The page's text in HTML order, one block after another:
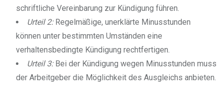
schriftliche Vereinbarung zur Kündigung führen.
Urteil 2:Regelmäßige, unerklärte Minusstunden
können unter bestimmten Umständen eine
verhaltensbedingte Kündigung rechtfertigen.
Urteil 3:Bei der Kündigung wegen Minusstunden muss
der Arbeitgeber die Möglichkeit des Ausgleichs anbieten.